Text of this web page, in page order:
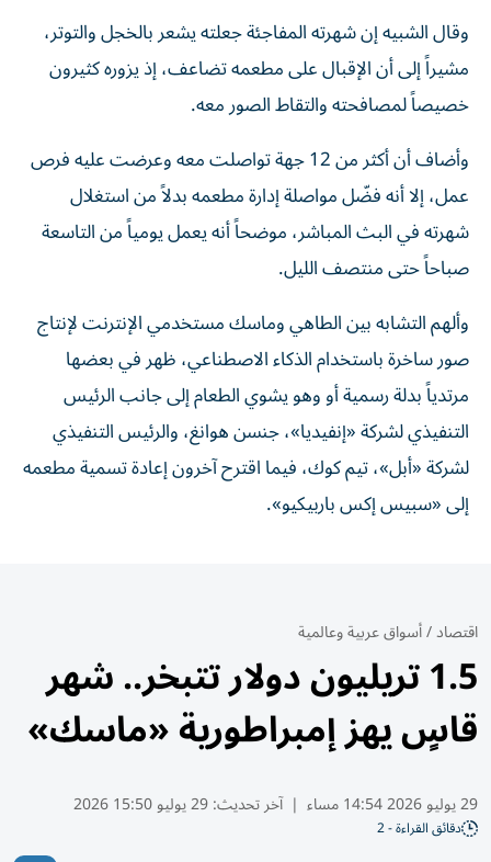
وقال الشبيه إن شهرته المفاجئة جعلته يشعر بالخجل والتوتر،
مشيراً إلى أن الإقبال على مطعمه تضاعف، إذ يزوره كثيرون
خصيصاً لمصافحته والتقاط الصور معه.
وأضاف أن أكثر من 12 جهة تواصلت معه وعرضت عليه فرص
عمل، إلا أنه فضّل مواصلة إدارة مطعمه بدلاً من استغلال
شهرته في البث المباشر، موضحاً أنه يعمل يومياً من التاسعة
صباحاً حتى منتصف الليل.
وألهم التشابه بين الطاهي وماسك مستخدمي الإنترنت لإنتاج
صور ساخرة باستخدام الذكاء الاصطناعي، ظهر في بعضها
مرتدياً بدلة رسمية أو وهو يشوي الطعام إلى جانب الرئيس
التنفيذي لشركة «إنفيديا»، جنسن هوانغ، والرئيس التنفيذي
لشركة «أبل»، تيم كوك، فيما اقترح آخرون إعادة تسمية مطعمه
إلى «سبيس إكس باربيكيو».
اقتصاد/أسواق عربية وعالمية
1.5 تريليون دولار تتبخر.. شهر
قاسٍ يهز إمبراطورية «ماسك»
29 يوليو 2026 14:54 مساء | آخر تحديث:29 يوليو 15:50 2026
دقائق القراءة - 2